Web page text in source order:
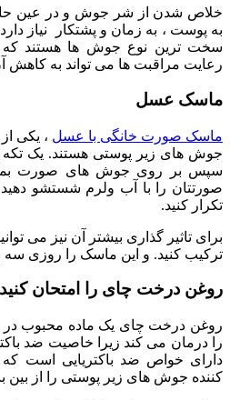
خلاص شدن از شر جوش و در عین
به پوست ، به زمان و پشتکار نیاز
سخت ترین نوع جوش ها هستند
رعایت مراقبت ها می تواند به کاهش
ماسک عسل
ماسک صورت خانگی با عسل ، یکی
جوش های زیر پوستی هستند. یک تکه
تکرار کنید.
برای تاثیر گذاری بیشتر آن نیز می
ترکیب کنید. و این ماسک را روزی سه
روغن درخت چای را امتحان
روغن درخت چای یک ماده محبوب
را درمان می کند زیرا خاصیت ضد
دارای خواص ضد باکتریایی است که
کننده جوش های زیر پوستی را از بین